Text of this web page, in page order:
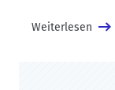
Weiterlesen